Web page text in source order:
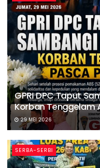
GPRI DPC Taput
Korban Tenggelam
29 MEI 2026
SERBA-SERBI